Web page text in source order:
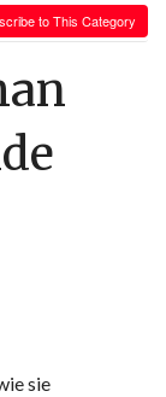
to This Category
sie